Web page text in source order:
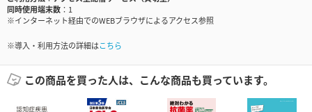
同時使用端末数
1
※インターネット経由でのWEBブラウザによるアクセス参照
※導入・利用方法の詳細はこちら
この商品を買った人は、こんな商品も買っています。